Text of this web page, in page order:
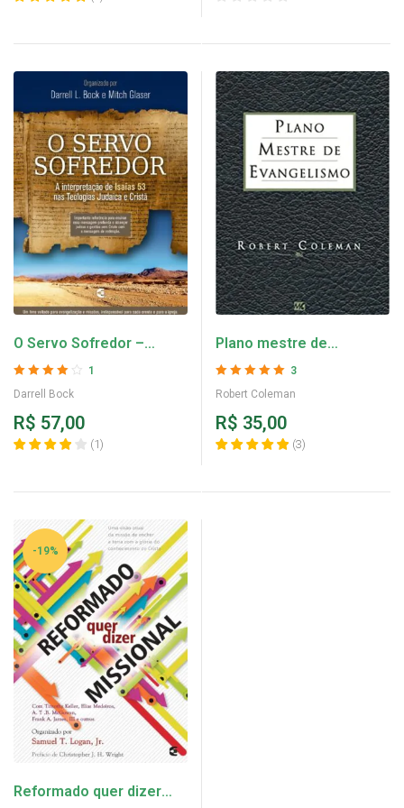
O Servo Sofredor –
Darrell Bock
1
Darrell Bock
R$ 57,00
(1)
Plano mestre de
evangelismo – Robert
Coleman
3
Robert Coleman
R$ 35,00
(3)
-19%
Reformado quer dizer